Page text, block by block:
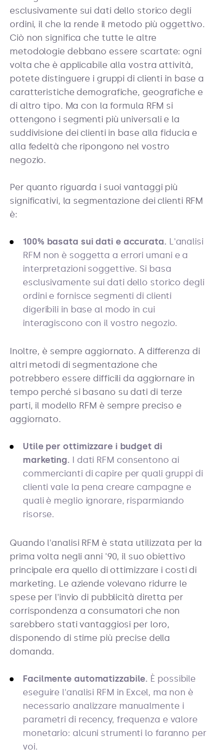
esclusivamente sui dati dello storico degli
ordini, il che la rende il metodo più oggettivo.
Ciò non significa che tutte le altre
metodologie debbano essere scartate: ogni
volta che è applicabile alla vostra attività,
potete distinguere i gruppi di clienti in base a
caratteristiche demografiche, geografiche e
di altro tipo. Ma con la formula RFM si
ottengono i segmenti più universali e la
suddivisione dei clienti in base alla fiducia e
alla fedeltà che ripongono nel vostro
negozio.
Per quanto riguarda i suoi vantaggi più
significativi, la segmentazione dei clienti RFM
è:
100% basata sui dati e accurata. L'analisi
RFM non è soggetta a errori umani e a
interpretazioni soggettive. Si basa
esclusivamente sui dati dello storico degli
ordini e fornisce segmenti di clienti
digeribili in base al modo in cui
interagiscono con il vostro negozio.
Inoltre, è sempre aggiornato. A differenza di
altri metodi di segmentazione che
potrebbero essere difficili da aggiornare in
tempo perché si basano su dati di terze
parti, il modello RFM è sempre preciso e
aggiornato.
Utile per ottimizzare i budget di
marketing. I dati RFM consentono ai
commercianti di capire per quali gruppi di
clienti vale la pena creare campagne e
quali è meglio ignorare, risparmiando
risorse.
Quando l'analisi RFM è stata utilizzata per la
prima volta negli anni '90, il suo obiettivo
principale era quello di ottimizzare i costi di
marketing. Le aziende volevano ridurre le
spese per l'invio di pubblicità diretta per
corrispondenza a consumatori che non
sarebbero stati vantaggiosi per loro,
disponendo di stime più precise della
domanda.
Facilmente automatizzabile. È possibile
eseguire l'analisi RFM in Excel, ma non è
necessario analizzare manualmente i
parametri di recency, frequenza e valore
monetario: alcuni strumenti lo faranno per
voi.